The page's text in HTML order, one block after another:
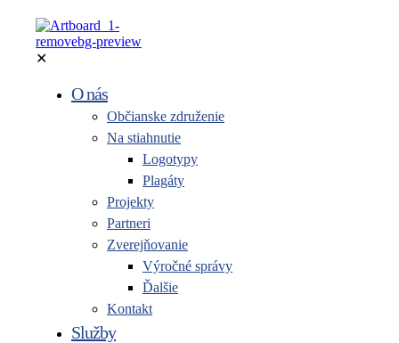
✕
O nás
Občianske združenie
Na stiahnutie
Logotypy
Plagáty
Projekty
Partneri
Zverejňovanie
Výročné správy
Ďalšie
Kontakt
Služby